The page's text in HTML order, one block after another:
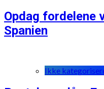
Opdag fordelene
Spanien
Ikke